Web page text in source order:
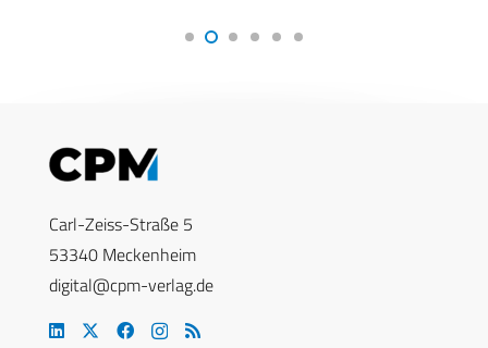
Carl-Zeiss-Straße 5
53340 Meckenheim
digital@cpm-verlag.de